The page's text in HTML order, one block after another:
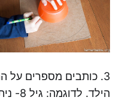
3. כותבים מספרים על